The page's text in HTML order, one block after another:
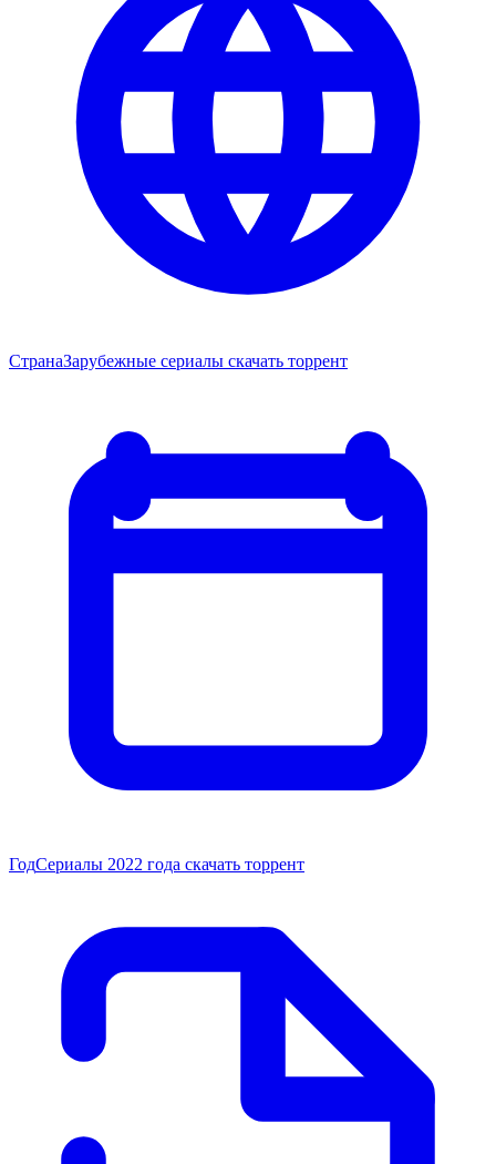
СтранаЗарубежные сериалы скачать торрент
ГодСериалы 2022 года скачать торрент